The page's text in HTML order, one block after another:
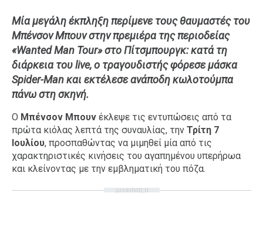
LIFE
Food
Body+Mind
Ταξίδια
Style
Σπίτι
Family
Σχέσεις
AGENDA
Μία μεγάλη έκπληξη περίμενε τους θαυμαστές του
Μπένσον Μπουν στην πρεμιέρα της περιοδείας
«Wanted Man Tour» στο Πίτσμπουργκ: κατά τη
διάρκεια του live, ο τραγουδιστής φόρεσε μάσκα
Spider-Man και εκτέλεσε ανάποδη κωλοτούμπα
πάνω στη σκηνή.
Ο Μπένσον Μπουν έκλεψε τις εντυπώσεις από τα
πρώτα κιόλας λεπτά της συναυλίας, την Τρίτη 7
Ιουλίου, προσπαθώντας να μιμηθεί μία από τις
χαρακτηριστικές κινήσεις του αγαπημένου υπερήρωα
και κλείνοντας με την εμβληματική του πόζα.
ΔΙΑΦΗΜΙΣΗ